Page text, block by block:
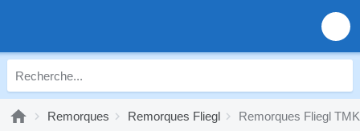
Remorques Remorques Fliegl Remorques Fliegl TMK